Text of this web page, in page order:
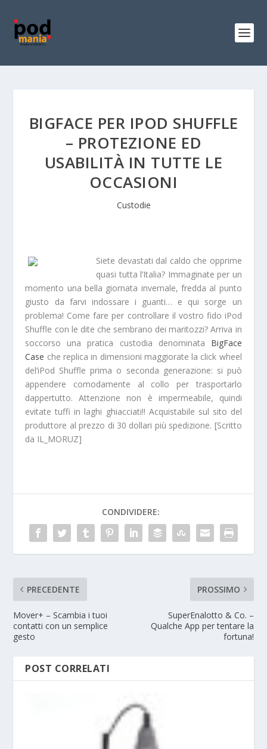
BIGFACE PER IPOD SHUFFLE
– PROTEZIONE ED
USABILITÀ IN TUTTE LE
OCCASIONI
Custodie
Siete devastati dal caldo che opprime
quasi tutta l’Italia? Immaginate per un
momento una bella giornata invernale, fredda al punto
giusto da farvi indossare i
guanti… e qui sorge un
problema! Come fare per controllare il vostro fido iPod
Shuffle con le dite che sembrano dei maritozzi? Arriva in
soccorso una pratica custodia denominata BigFace
Case che replica in dimensioni maggiorate la click wheel
del’iPod Shuffle prima o seconda generazione: si può
appendere comodamente al collo per trasportarlo
dappertutto. Attenzione non è impermeabile, quindi
evitate tuffi in laghi ghiacciati!! Acquistabile sul sito del
produttore al prezzo di 30 dollari più spedizione. [Scritto
da IL_MORUZ]
CONDIVIDERE:
PRECEDENTE
Mover+ – Scambia i tuoi
contatti con un semplice
gesto
PROSSIMO
SuperEnalotto & Co. –
Qualche App per tentare la
fortuna!
POST CORRELATI